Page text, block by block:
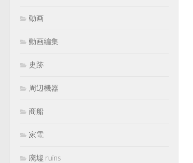
動画
動画編集
史跡
周辺機器
商船
家電
廃墟 ruins